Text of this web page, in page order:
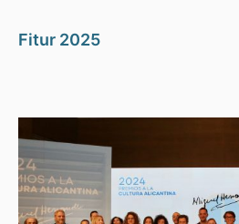
Fitur 2025